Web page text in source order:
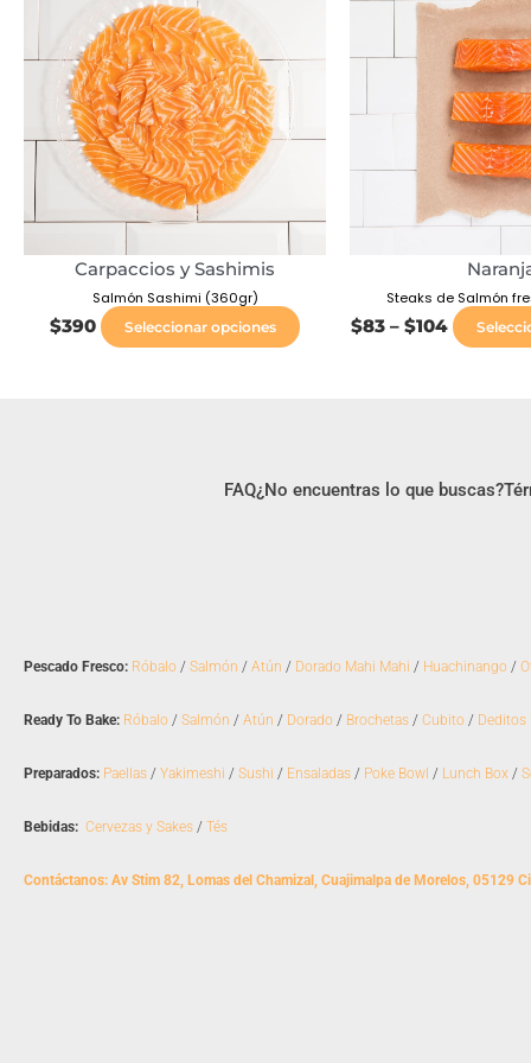
Carpaccios y Sashimis
Salmón Sashimi (360gr)
$390 Seleccionar opciones
opciones
elegir
de
Steaks de Salmón
$83 – $104
through
$104
FAQ¿No encuentras lo que buscas?
Pescado Fresco: Róbalo / Salmón / Atún / Dorado Mahi Mahi / Huachinango /
Ready To Bake: Róbalo / Salmón / Atún / Dorado / Brochetas / Cubito / Deditos
Preparados: Paellas / Yakimeshi / Sushi / Ensaladas / Poke Bowl / Lunch Box /
Bebidas: Cervezas y Sakes / Tés
Contáctanos: Av Stim 82, Lomas del Chamizal, Cuajimalpa de Morelos, 05129